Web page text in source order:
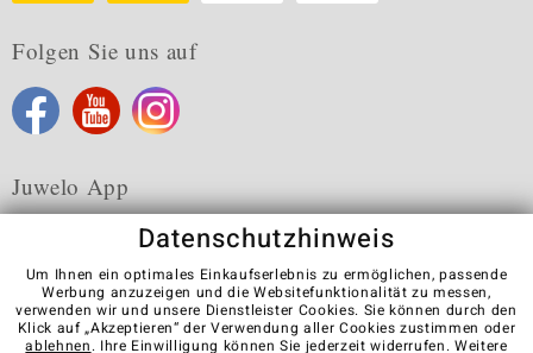
Folgen Sie uns auf
Juwelo App
Karriere AGB Datenschutz Cookies
Impressum
Kontakt
Vertrag widerrufen
Datenschutzhinweis
Um Ihnen ein optimales Einkaufserlebnis zu ermöglichen, passende
Werbung anzuzeigen und die Websitefunktionalität zu messen,
verwenden wir und unsere Dienstleister Cookies. Sie können durch den
Klick auf „Akzeptieren“ der Verwendung aller Cookies zustimmen oder
ablehnen. Ihre Einwilligung können Sie jederzeit widerrufen. Weitere